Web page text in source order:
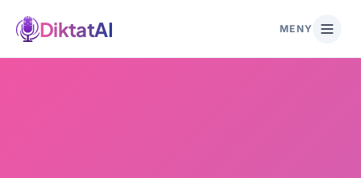
DiktatAI MENY